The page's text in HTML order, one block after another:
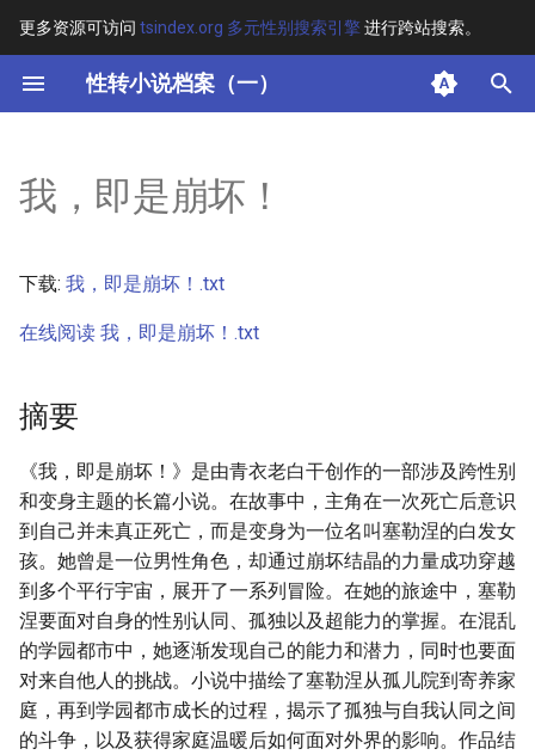
更多资源可访问 tsindex.org 多元性别搜索引擎进行跨站搜索。
性转小说档案（一）
键
开
搜
索
其他信息 [Processed Page
我，即是崩坏！
下载: 我，即是崩坏！.txt
在线阅读 我，即是崩坏！.txt
摘要
《我，即是崩坏！》是由青衣老白干创作的一部涉及跨性别
和变身主题的长篇小说。在故事中，主角在一次死亡后意识
到自己并未真正死亡，而是变身为一位名叫塞勒涅的白发女
孩。她曾是一位男性角色，却通过崩坏结晶的力量成功穿越
到多个平行宇宙，展开了一系列冒险。在她的旅途中，塞勒
涅要面对自身的性别认同、孤独以及超能力的掌握。在混乱
的学园都市中，她逐渐发现自己的能力和潜力，同时也要面
对来自他人的挑战。小说中描绘了塞勒涅从孤儿院到寄养家
庭，再到学园都市成长的过程，揭示了孤独与自我认同之间
的斗争，以及获得家庭温暖后如何面对外界的影响。作品结